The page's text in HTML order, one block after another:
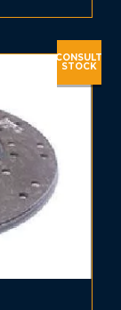
CONSULT
STOCK